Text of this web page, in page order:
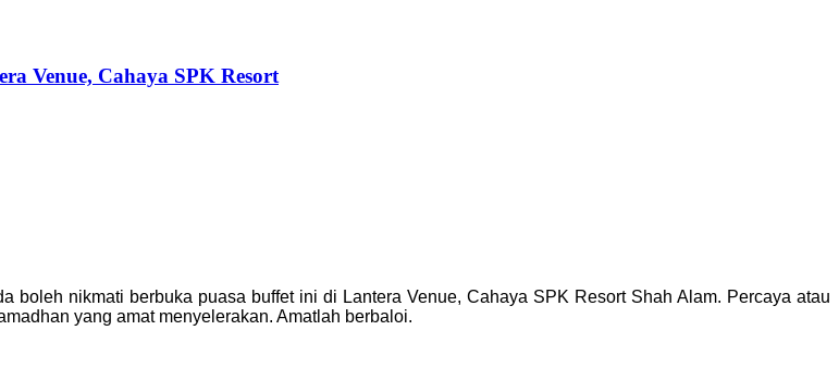
Venue, Cahaya SPK Resort
boleh nikmati berbuka puasa buffet ini di Lantera Venue, Cahaya SPK Resort Shah Alam. Percaya atau
yang amat menyelerakan. Amatlah berbaloi.